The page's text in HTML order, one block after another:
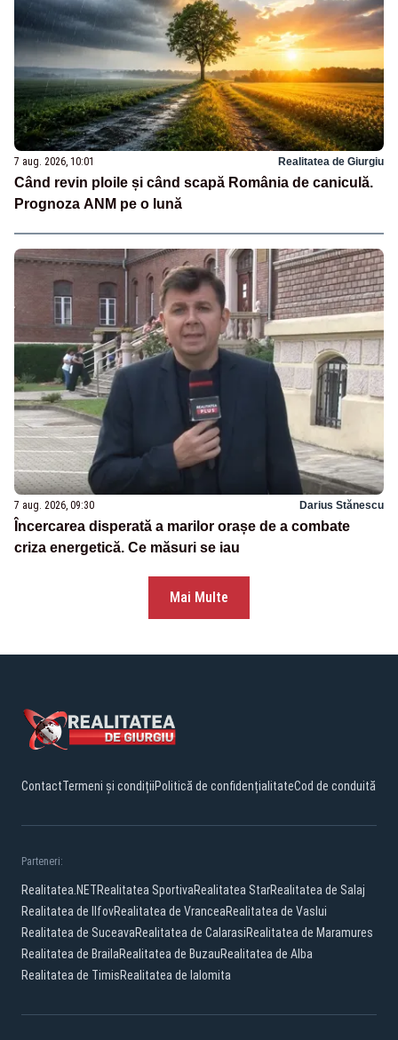
7 aug. 2026, 10:01 Realitatea de Giurgiu
Când revin ploile și când scapă România de caniculă.
Prognoza ANM pe o lună
7 aug. 2026, 09:30 Darius Stănescu
Încercarea disperată a marilor orașe de a combate
criza energetică. Ce măsuri se iau
Mai Multe
ContactTermeni și condițiiPolitică de confidențialitateCod de conduită
Parteneri:
Realitatea.NETRealitatea SportivaRealitatea StarRealitatea de Salaj
Realitatea de IlfovRealitatea de VranceaRealitatea de Vaslui
Realitatea de SuceavaRealitatea de CalarasiRealitatea de Maramures
Realitatea de BrailaRealitatea de BuzauRealitatea de Alba
Realitatea de TimisRealitatea de Ialomita